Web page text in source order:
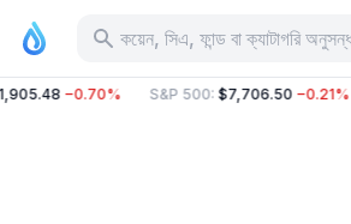
কয়েন, সিএ, ফান্ড বা ক্যাটাগরি
−0.70% S&P 500: $7,706.50 −0.21%